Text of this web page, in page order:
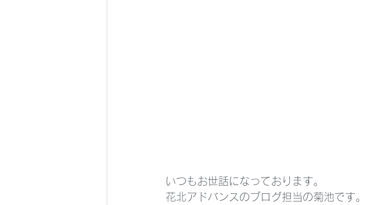
いつもお世話になっております。
花北アドバンスのブログ担当の菊池です。